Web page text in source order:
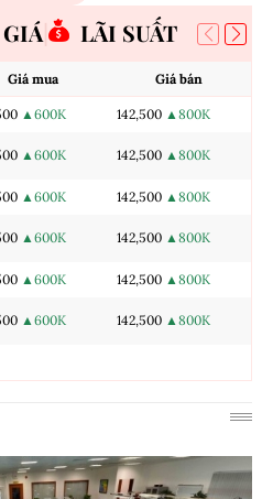
LÃI SUẤT
Giá mua Giá bán
▲600K 142,500 ▲800K
▲600K 142,500 ▲800K
▲600K 142,500 ▲800K
▲600K 142,500 ▲800K
▲600K 142,500 ▲800K
▲600K 142,500 ▲800K